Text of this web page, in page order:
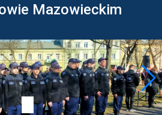
Mazowieckim